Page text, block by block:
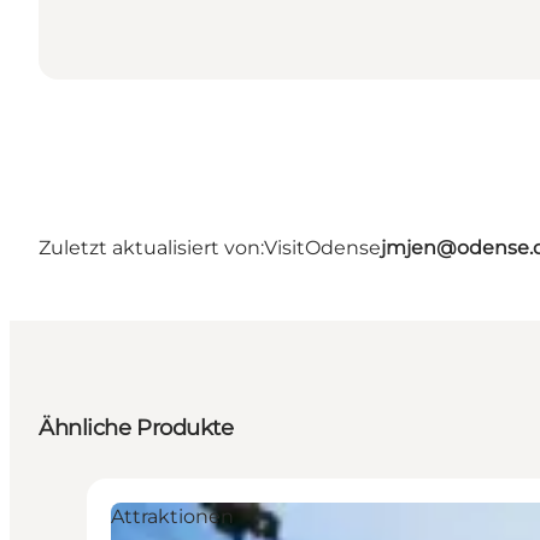
Zuletzt aktualisiert von:VisitOdense
Ähnliche Produkte
Attraktionen